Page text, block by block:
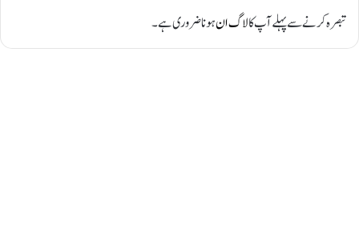
تبصرہ کرنے سے پہلے آپ کالاگ انہونا ضروری ہے۔